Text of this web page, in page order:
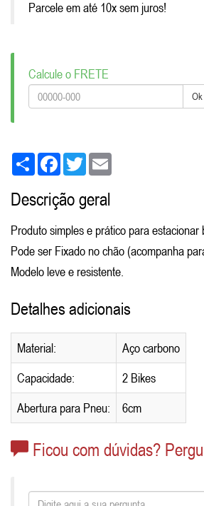
Parcele em até 10x sem juros!
Calcule o FRETE
Ok
Share FacebookTwitter
Descrição geral
Produto simples e prático para estacionar
Pode ser Fixado no chão (acompanha
Modelo leve e resistente.
Detalhes adicionais
Material:
Aço carbono
Capacidade:
2 Bikes
Abertura para Pneu:
6cm
Ficou com dúvidas?